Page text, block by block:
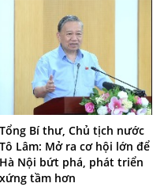
Tổng Bí thư, Chủ tịch nước
Tô Lâm: Mở ra cơ hội lớn để
Hà Nội bứt phá, phát triển
xứng tầm hơn